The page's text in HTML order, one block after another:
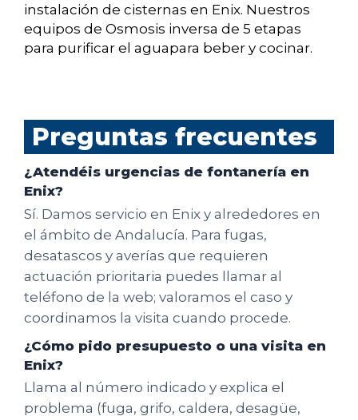
instalación de cisternas en Enix. Nuestros
equipos de Osmosis inversa de 5 etapas
para purificar el aguapara beber y cocinar.
Preguntas frecuentes
¿Atendéis urgencias de fontanería en
Enix?
Sí. Damos servicio en Enix y alrededores en
el ámbito de Andalucía. Para fugas,
desatascos y averías que requieren
actuación prioritaria puedes llamar al
teléfono de la web; valoramos el caso y
coordinamos la visita cuando procede.
¿Cómo pido presupuesto o una visita en
Enix?
Llama al número indicado y explica el
problema (fuga, grifo, caldera, desagüe,